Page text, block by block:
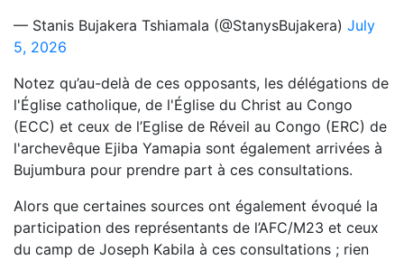
— Stanis Bujakera Tshiamala (@StanysBujakera) July
5, 2026
Notez qu’au-delà de ces opposants, les délégations de
l'Église catholique, de l'Église du Christ au Congo
(ECC) et ceux de l’Eglise de Réveil au Congo (ERC) de
l'archevêque Ejiba Yamapia sont également arrivées à
Bujumbura pour prendre part à ces consultations.
Alors que certaines sources ont également évoqué la
participation des représentants de l’AFC/M23 et ceux
du camp de Joseph Kabila à ces consultations ; rien